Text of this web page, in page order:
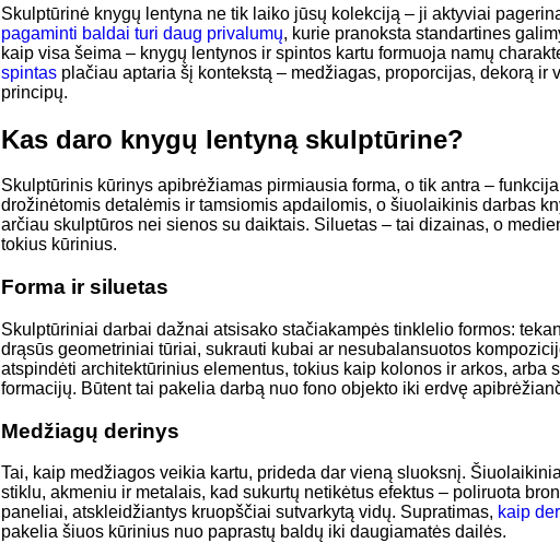
Skulptūrinė knygų lentyna ne tik laiko jūsų kolekciją – ji aktyviai
pagaminti baldai turi daug privalumų, kurie pranoksta standartines
kaip visa šeima – knygų lentynos ir spintos kartu formuoja namų
spintas plačiau aptaria šį kontekstą – medžiagas, proporcijas, dekorą ir
principų.
Kas daro knygų lentyną skulptūrine?
Skulptūrinis kūrinys apibrėžiamas pirmiausia forma, o tik antra –
drožinėtomis detalėmis ir tamsiomis apdailomis, o šiuolaikinis darbas
arčiau skulptūros nei sienos su daiktais. Siluetas – tai dizainas, o
tokius kūrinius.
Forma ir siluetas
Skulptūriniai darbai dažnai atsisako stačiakampės tinklelio formos:
drąsūs geometriniai tūriai, sukrauti kubai ar nesubalansuotos
atspindėti architektūrinius elementus, tokius kaip kolonos ir arkos, arba
formacijų. Būtent tai pakelia darbą nuo fono objekto iki erdvę
Medžiagų derinys
Tai, kaip medžiagos veikia kartu, prideda dar vieną sluoksnį.
stiklu, akmeniu ir metalais, kad sukurtų netikėtus efektus – poliruota
paneliai, atskleidžiantys kruopščiai sutvarkytą vidų. Supratimas, kaip
pakelia šiuos kūrinius nuo paprastų baldų iki daugiamatės dailės.